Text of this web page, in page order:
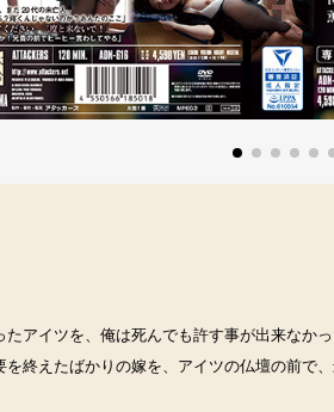
アイツを、俺は死んでも許す事が出来な
終えたばかりの嫁を、アイツの仏壇の前で、